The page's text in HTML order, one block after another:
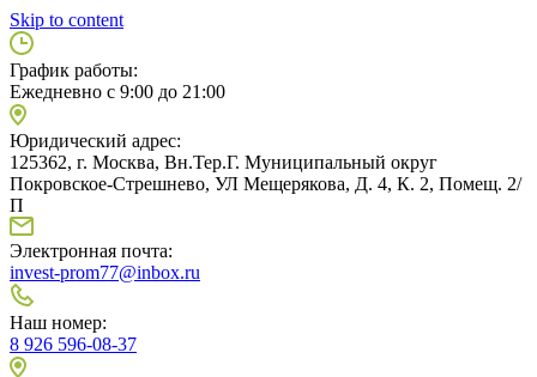
Skip to content
График работы:
Ежедневно с 9:00 до 21:00
Юридический адрес:
125362, г. Москва, Вн.Тер.Г. Муниципальный округ
Покровское-Стрешнево, УЛ Мещерякова, Д. 4, К. 2, Помещ. 2/
П
Электронная почта:
invest-prom77@inbox.ru
Наш номер:
8 926 596-08-37